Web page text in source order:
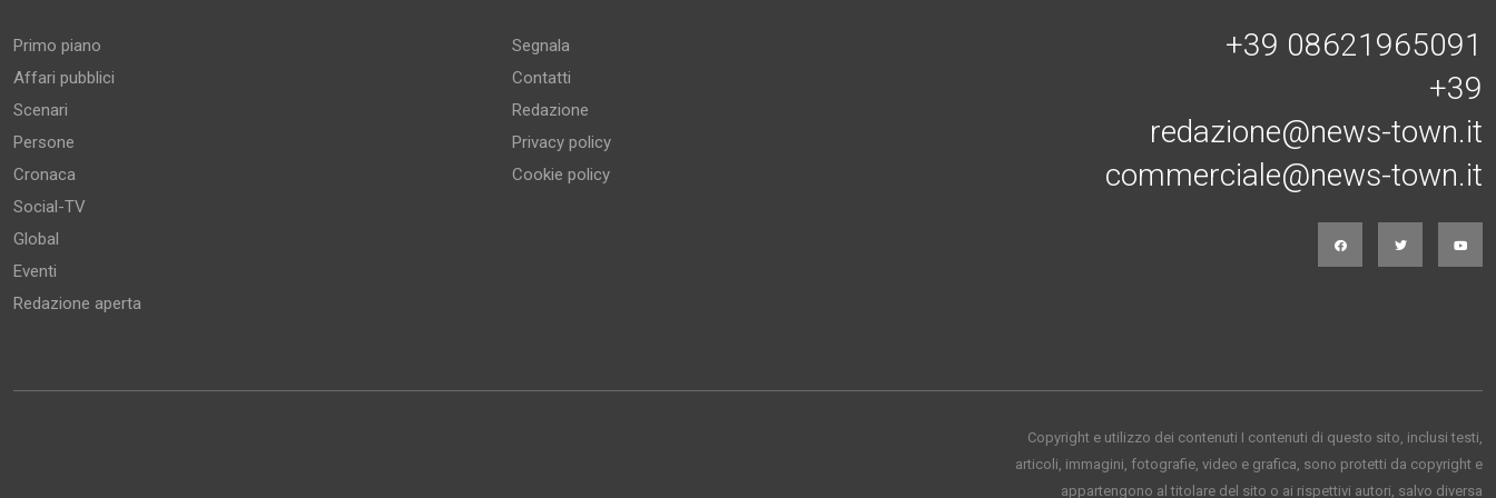
Primo piano
Affari pubblici
Scenari
Persone
Cronaca
Social-TV
Global
Eventi
Redazione aperta
Segnala
Contatti
Redazione
Privacy policy
Cookie policy
+39 08621965091
+39
redazione@news-town.it
commerciale@news-town.it
Copyright e utilizzo dei contenuti I contenuti di questo sito, inclusi testi,
articoli, immagini, fotografie, video e grafica, sono protetti da copyright e
appartengono al titolare del sito o ai rispettivi autori, salvo diversa